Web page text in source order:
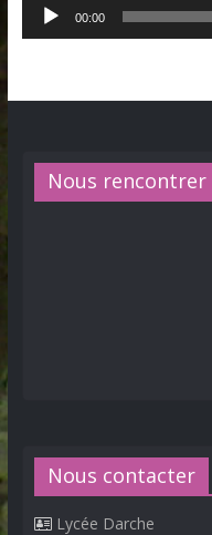
00:00
Nous rencontrer
Nous contacter
Lycée Darche